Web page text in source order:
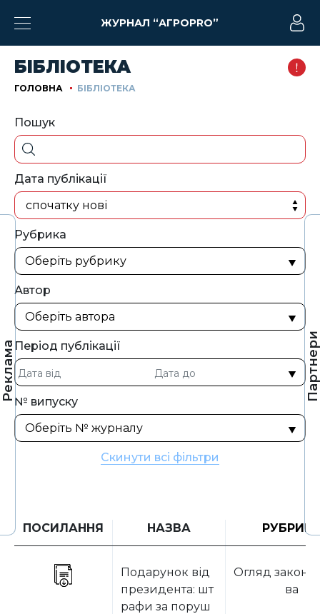
Реклама Партнери
ЖУРНАЛ “АГРОPRO”
БІБЛІОТЕКА
ГОЛОВНА БІБЛІОТЕКА
Пошук
Дата публікації
спочатку нові
Рубрика
Автор
Період публікації
№ випуску
Скинути всі фільтри
ПОСИЛАННЯ НАЗВА РУБРИКА
Подарунок від
президента: шт
рафи за поруш
Огляд
ва